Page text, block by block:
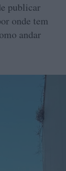
publicar
onde tem
andar